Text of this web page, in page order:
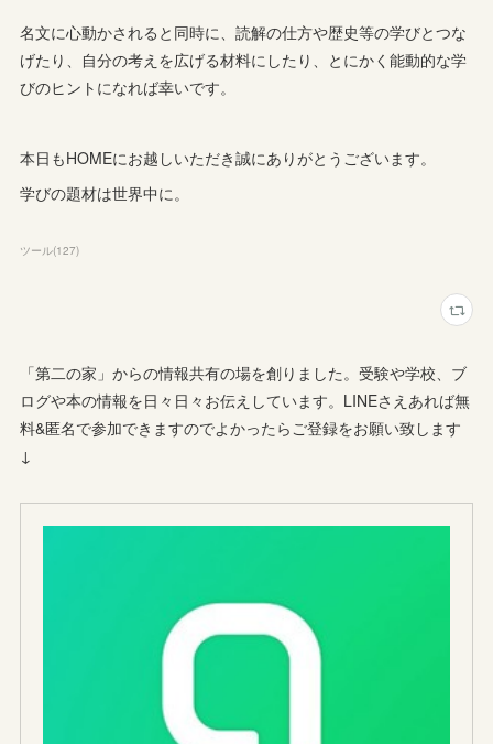
名文に心動かされると同時に、読解の仕方や歴史等の学びとつな
げたり、自分の考えを広げる材料にしたり、とにかく能動的な学
びのヒントになれば幸いです。
本日もHOMEにお越しいただき誠にありがとうございます。
学びの題材は世界中に。
ツール(127)
「第二の家」からの情報共有の場を創りました。受験や学校、ブ
ログや本の情報を日々日々お伝えしています。LINEさえあれば無
料&匿名で参加できますのでよかったらご登録をお願い致します
↓